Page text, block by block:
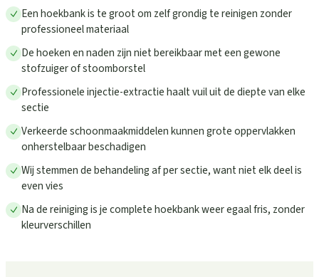
Een hoekbank is te groot om zelf grondig te reinigen zonder
professioneel materiaal
De hoeken en naden zijn niet bereikbaar met een gewone
stofzuiger of stoomborstel
Professionele injectie-extractie haalt vuil uit de diepte van elke
sectie
Verkeerde schoonmaakmiddelen kunnen grote oppervlakken
onherstelbaar beschadigen
Wij stemmen de behandeling af per sectie, want niet elk deel is
even vies
Na de reiniging is je complete hoekbank weer egaal fris, zonder
kleurverschillen